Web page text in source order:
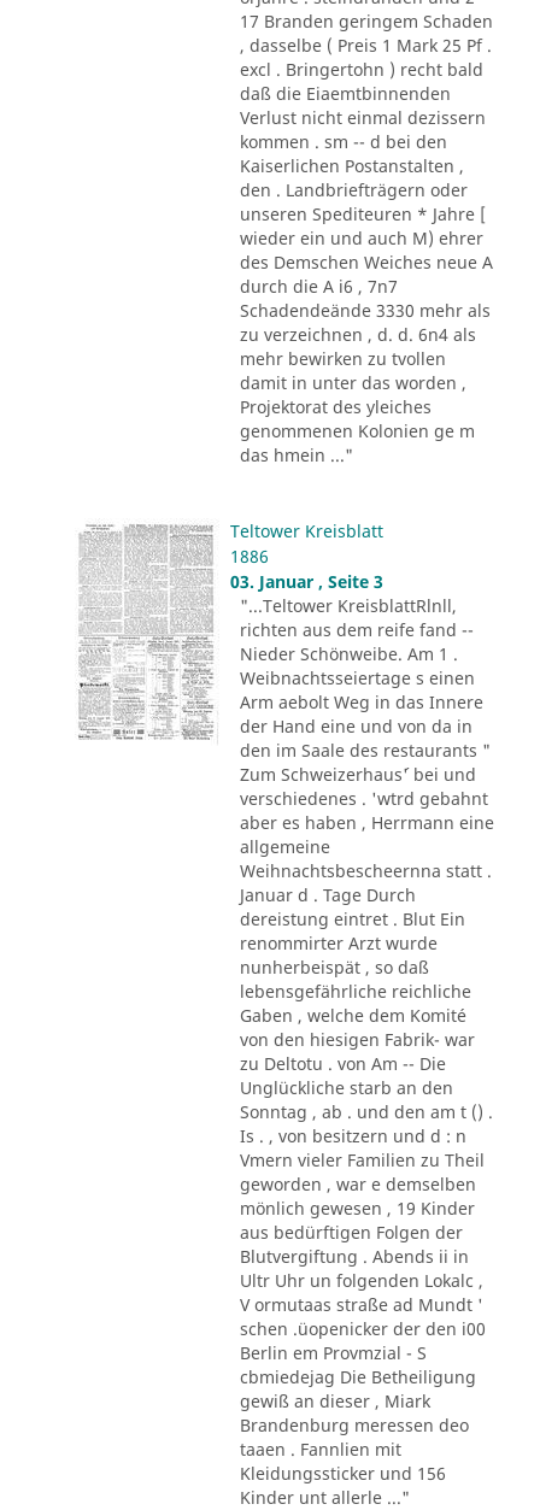
17 Branden geringem Schaden
, dasselbe ( Preis 1 Mark 25 Pf .
excl . Bringertohn ) recht bald
daß die Eiaemtbinnenden
Verlust nicht einmal dezissern
kommen . sm -- d bei den
Kaiserlichen Postanstalten ,
den . Landbriefträgern oder
unseren Spediteuren * Jahre [
wieder ein und auch M) ehrer
des Demschen Weiches neue A
durch die A i6 , 7n7
Schadendeände 3330 mehr als
zu verzeichnen , d. d. 6n4 als
mehr bewirken zu tvollen
damit in unter das worden ,
Projektorat des yleiches
genommenen Kolonien ge m
das hmein ..."
Teltower Kreisblatt
1886
03. Januar , Seite 3
"...Teltower KreisblattRlnll,
richten aus dem reife fand --
Nieder Schönweibe. Am 1 .
Weibnachtsseiertage s einen
Arm aebolt Weg in das Innere
der Hand eine und von da in
den im Saale des restaurants "
Zum Schweizerhaus´' bei und
verschiedenes . 'wtrd gebahnt
aber es haben , Herrmann eine
allgemeine
Weihnachtsbescheernna statt .
Januar d . Tage Durch
dereistung eintret . Blut Ein
renommirter Arzt wurde
nunherbeispät , so daß
lebensgefährliche reichliche
Gaben , welche dem Komité
von den hiesigen Fabrik- war
zu Deltotu . von Am -- Die
Unglückliche starb an den
Sonntag , ab . und den am t () .
Is . , von besitzern und d : n
Vmern vieler Familien zu Theil
geworden , war e demselben
mönlich gewesen , 19 Kinder
aus bedürftigen Folgen der
Blutvergiftung . Abends ii in
Ultr Uhr un folgenden Lokalc ,
V ormutaas straße ad Mundt '
schen .üopenicker der den i00
Berlin em Provmzial - S
cbmiedejag Die Betheiligung
gewiß an dieser , Miark
Brandenburg meressen deo
taaen . Fannlien mit
Kleidungssticker und 156
Kinder unt allerle ..."